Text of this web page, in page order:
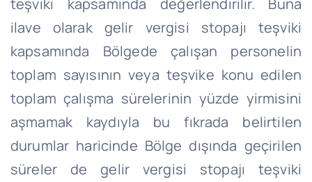
ilave olarak gelir vergisi stopajı teşviki
kapsamında Bölgede çalışan personelin
toplam sayısının veya teşvike konu edilen
toplam çalışma sürelerinin yüzde yirmisini
aşmamak kaydıyla bu fıkrada belirtilen
durumlar haricinde Bölge dışında geçirilen
süreler de gelir vergisi stopajı teşviki